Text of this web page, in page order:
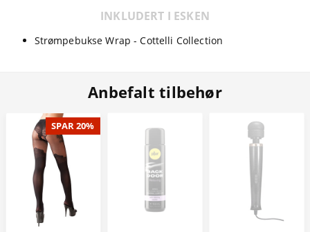
INKLUDERT I ESKEN
Strømpebukse Wrap - Cottelli Collection
Anbefalt tilbehør
SPAR 20%